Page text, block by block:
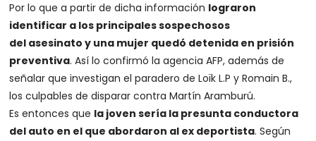
Por lo que a partir de dicha información lograron
identificar a los principales sospechosos
del asesinatoy una mujer quedó detenida en prisión
preventiva. Así lo confirmó la agencia AFP, además de
señalar que investigan el paradero de Loïk L.P y Romain B.,
los culpables de disparar contra Martín Aramburú.
Es entonces que la joven sería la presunta conductora
del auto en el que abordaron al ex deportista. Según